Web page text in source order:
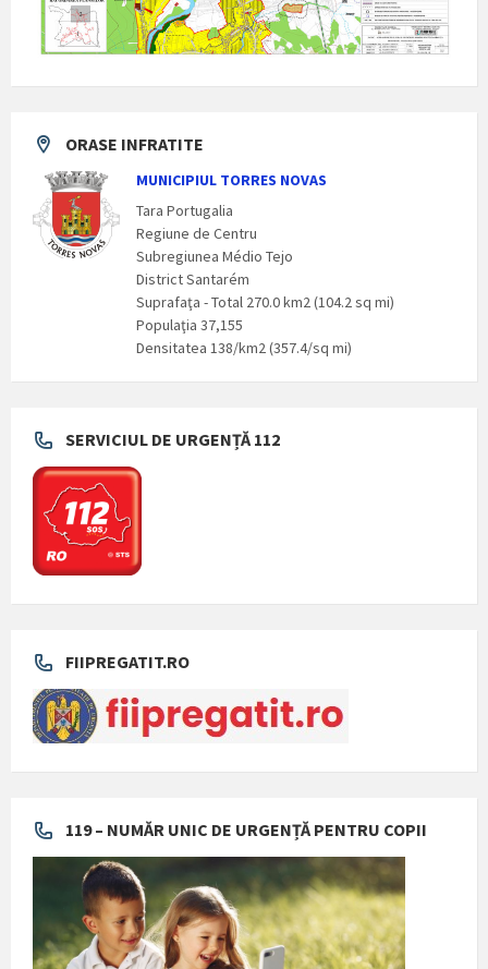
ORASE INFRATITE
MUNICIPIUL TORRES NOVAS
Tara Portugalia
Regiune de Centru
Subregiunea Médio Tejo
District Santarém
Suprafaţa - Total 270.0 km2 (104.2 sq mi)
Populaţia 37,155
Densitatea 138/km2 (357.4/sq mi)
SERVICIUL DE URGENȚĂ 112
FIIPREGATIT.RO
119 – NUMĂR UNIC DE URGENȚĂ PENTRU COPII